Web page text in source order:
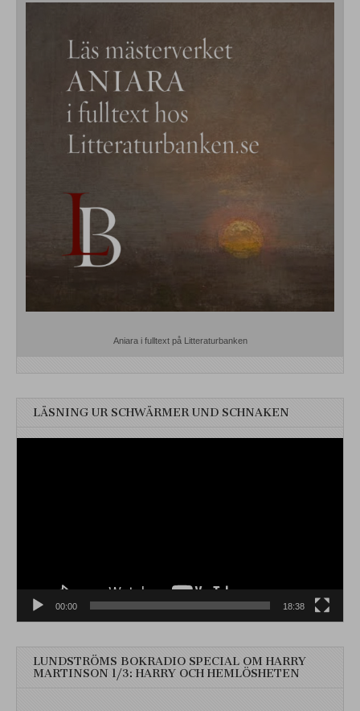
Aniara i fulltext på Litteraturbanken
LÄSNING UR SCHWÄRMER UND SCHNAKEN
00:00 18:38
LUNDSTRÖMS BOKRADIO SPECIAL OM HARRY
MARTINSON 1/3: HARRY OCH HEMLÖSHETEN